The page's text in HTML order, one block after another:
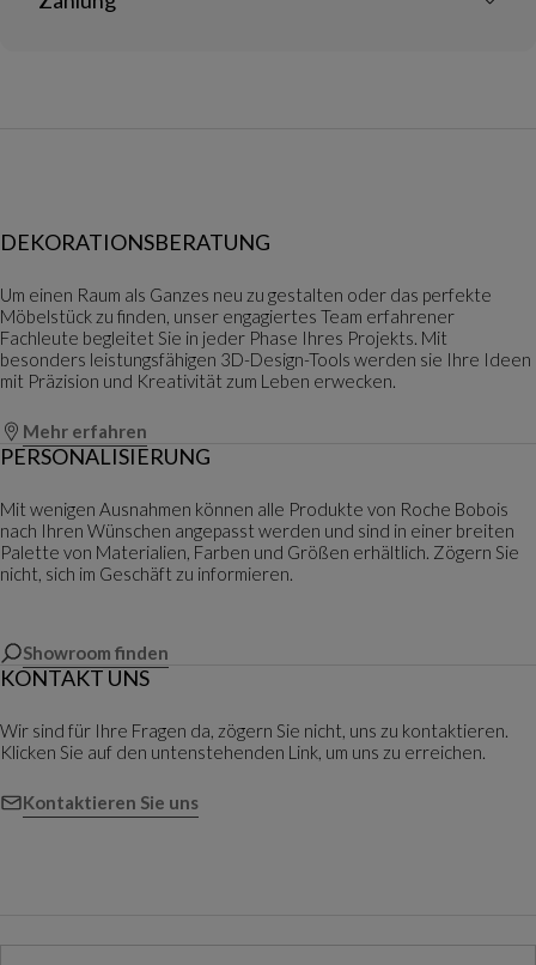
DEKORATIONSBERATUNG
Um einen Raum als Ganzes neu zu gestalten oder das perfekte
Möbelstück zu finden, unser engagiertes Team erfahrener
Fachleute begleitet Sie in jeder Phase Ihres Projekts. Mit
besonders leistungsfähigen 3D-Design-Tools werden sie Ihre Ideen
mit Präzision und Kreativität zum Leben erwecken.
Mehr erfahren
PERSONALISIERUNG
Mit wenigen Ausnahmen können alle Produkte von Roche Bobois
nach Ihren Wünschen angepasst werden und sind in einer breiten
Palette von Materialien, Farben und Größen erhältlich. Zögern Sie
nicht, sich im Geschäft zu informieren.
Showroom finden
KONTAKT UNS
Wir sind für Ihre Fragen da, zögern Sie nicht, uns zu kontaktieren.
Klicken Sie auf den untenstehenden Link, um uns zu erreichen.
Kontaktieren Sie uns